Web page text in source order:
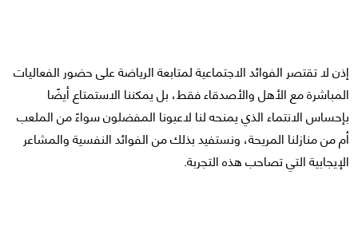
إذن لا تقتصر الفوائد الاجتماعية لمتابعة الرياضة على حضور الفعاليات
المباشرة مع الأهل والأصدقاء فقط، بل يمكننا الاستمتاع أيضًا
بإحساس الانتماء الذي يمنحه لنا لاعبونا المفضلون سواءً من الملعب
أم من منازلنا المريحة، ونستفيد بذلك من الفوائد النفسية والمشاعر
الإيجابية التي تصاحب هذه التجربة.